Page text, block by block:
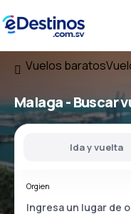
Vuelos baratos
Malaga - Buscar
Ida y vuelta
Orgien